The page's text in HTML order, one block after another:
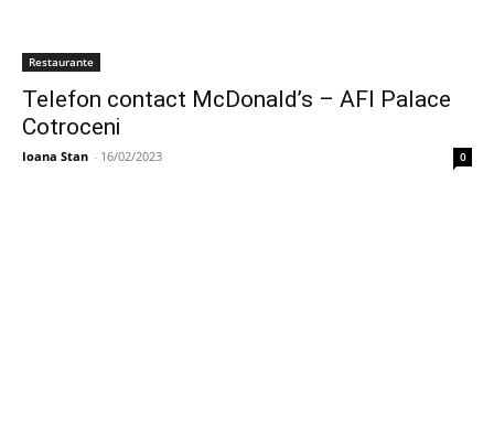
Restaurante
Telefon contact McDonald’s – AFI Palace
Cotroceni
Ioana Stan - 16/02/2023 0